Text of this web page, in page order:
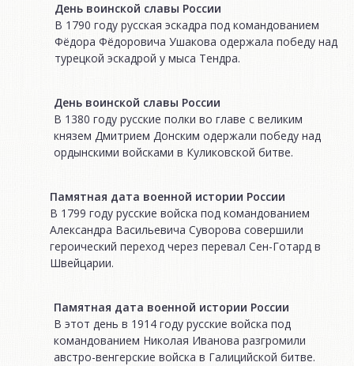
День воинской славы России
В 1790 году русская эскадра под командованием
Фёдора Фёдоровича Ушакова одержала победу над
турецкой эскадрой у мыса Тендра.
День воинской славы России
В 1380 году русские полки во главе с великим
князем Дмитрием Донским одержали победу над
ордынскими войсками в Куликовской битве.
Памятная дата военной истории России
В 1799 году русские войска под командованием
Александра Васильевича Суворова совершили
героический переход через перевал Сен-Готард в
Швейцарии.
Памятная дата военной истории России
В этот день в 1914 году русские войска под
командованием Николая Иванова разгромили
австро-венгерские войска в Галицийской битве.